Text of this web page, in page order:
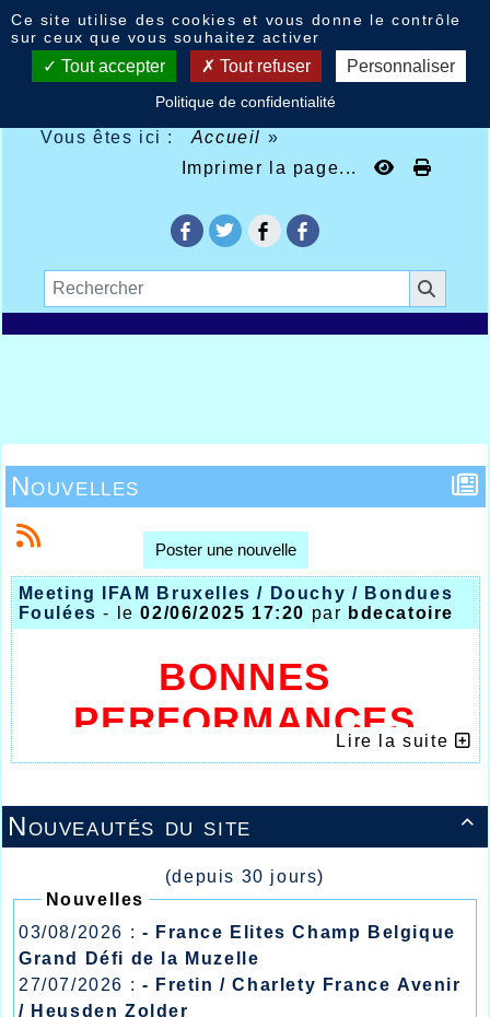
Vous êtes ici : Accueil »
Imprimer la page...

Nouveautés du site
(depuis 30 jours)
Nouvelles
03/08/2026 : - France Elites Champ Belgique
Grand Défi de la Muzelle
27/07/2026 : - Fretin / Charlety France Avenir
/ Heusden Zolder
Nouvelles
Poster une nouvelle
Meeting IFAM Bruxelles / Douchy / Bondues
Foulées - le02/06/2025 17:20 par bdecatoire
BONNES
PERFORMANCES
DES JAUNES ET
BLEUS
CE WEEK-END
Lire la suite
Ce site utilise des cookies et vous donne le contrôle
sur ceux que vous souhaitez activer
Tout accepter Tout refuser Personnaliser
Politique de confidentialité